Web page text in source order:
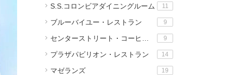
S.S.コロンビアダイニングルーム 11
ブルーバイユー・レストラン 9
センターストリート・コーヒーハウス 9
プラザパビリオン・レストラン 14
マゼランズ 19